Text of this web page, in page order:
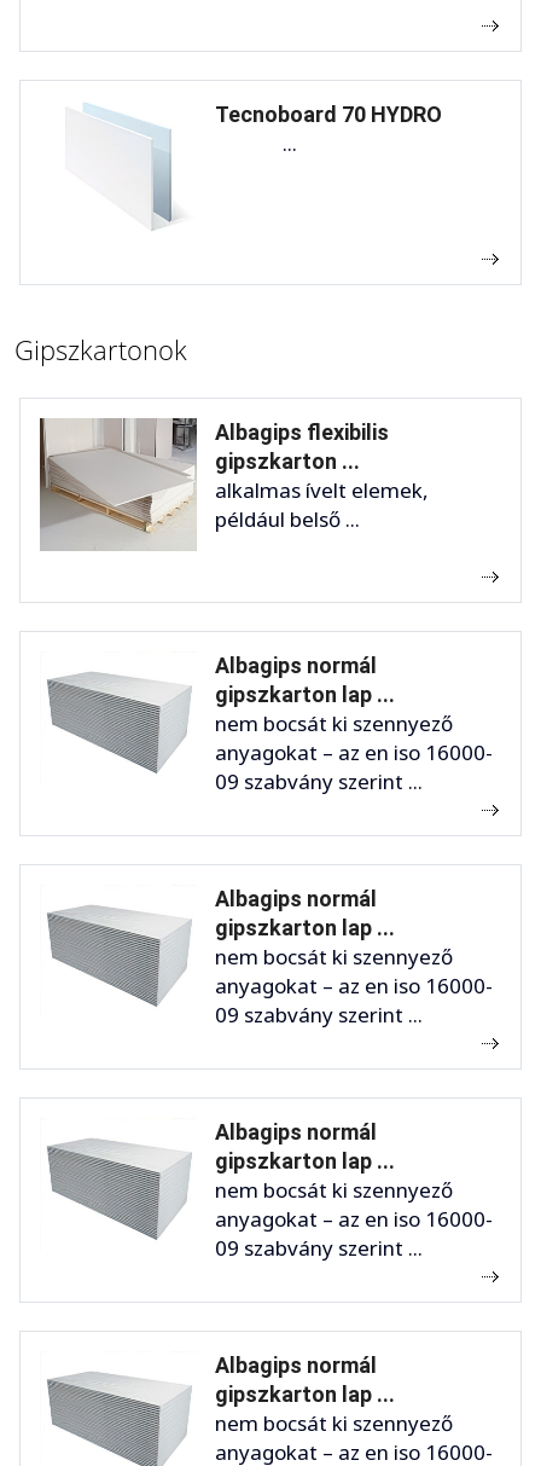
Tecnoboard 70 HYDRO
...
Gipszkartonok
Albagips flexibilis
gipszkarton ...
alkalmas ívelt elemek,
például belső ...
Albagips normál
gipszkarton lap ...
nem bocsát ki szennyező
anyagokat – az en iso 16000-
09 szabvány szerint ...
Albagips normál
gipszkarton lap ...
nem bocsát ki szennyező
anyagokat – az en iso 16000-
09 szabvány szerint ...
Albagips normál
gipszkarton lap ...
nem bocsát ki szennyező
anyagokat – az en iso 16000-
09 szabvány szerint ...
Albagips normál
gipszkarton lap ...
nem bocsát ki szennyező
anyagokat – az en iso 16000-